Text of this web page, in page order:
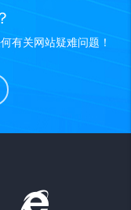
有关网站疑难问题！